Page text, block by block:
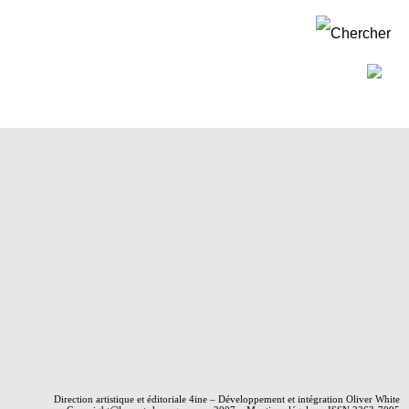
Direction artistique et éditoriale 4ine – Développement et intégration Oliver White